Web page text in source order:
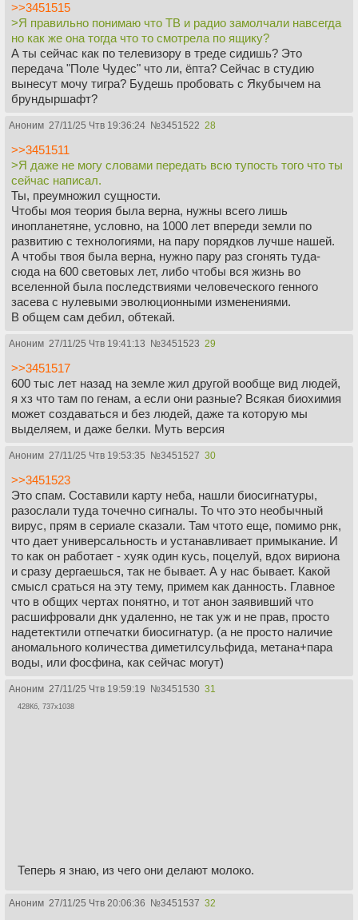
>>3451515
>Я правильно понимаю что ТВ и радио замолчали навсегда
но как же она тогда что то смотрела по ящику?
А ты сейчас как по телевизору в треде сидишь? Это
передача "Поле Чудес" что ли, ёпта? Сейчас в студию
вынесут мочу тигра? Будешь пробовать с Якубычем на
брундыршафт?
Аноним 27/11/25 Чтв 19:36:24 №3451522 28
>>3451511
>Я даже не могу словами передать всю тупость того что ты
сейчас написал.
Ты, преумножил сущности.
Чтобы моя теория была верна, нужны всего лишь
инопланетяне, условно, на 1000 лет впереди земли по
развитию с технологиями, на пару порядков лучше нашей.
А чтобы твоя была верна, нужно пару раз сгонять туда-
сюда на 600 световых лет, либо чтобы вся жизнь во
вселенной была последствиями человеческого генного
засева с нулевыми эволюционными изменениями.
В общем сам дебил, обтекай.
Аноним 27/11/25 Чтв 19:41:13 №3451523 29
>>3451517
600 тыс лет назад на земле жил другой вообще вид людей,
я хз что там по генам, а если они разные? Всякая биохимия
может создаваться и без людей, даже та которую мы
выделяем, и даже белки. Муть версия
Аноним 27/11/25 Чтв 19:53:35 №3451527 30
>>3451523
Это спам. Составили карту неба, нашли биосигнатуры,
разослали туда точечно сигналы. То что это необычный
вирус, прям в сериале сказали. Там чтото еще, помимо рнк,
что дает универсальность и устанавливает примыкание. И
то как он работает - хуяк один кусь, поцелуй, вдох вириона
и сразу дергаешься, так не бывает. А у нас бывает. Какой
смысл сраться на эту тему, примем как данность. Главное
что в общих чертах понятно, и тот анон заявивший что
расшифровали днк удаленно, не так уж и не прав, просто
надетектили отпечатки биосигнатур. (а не просто наличие
аномального количества диметилсульфида, метана+пара
воды, или фосфина, как сейчас могут)
Аноним 27/11/25 Чтв 19:59:19 №3451530 31
428Кб, 737x1038
Теперь я знаю, из чего они делают молоко.
Аноним 27/11/25 Чтв 20:06:36 №3451537 32